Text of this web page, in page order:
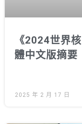
《2024世界
體中文版摘要
2025 年 2 月 17 日